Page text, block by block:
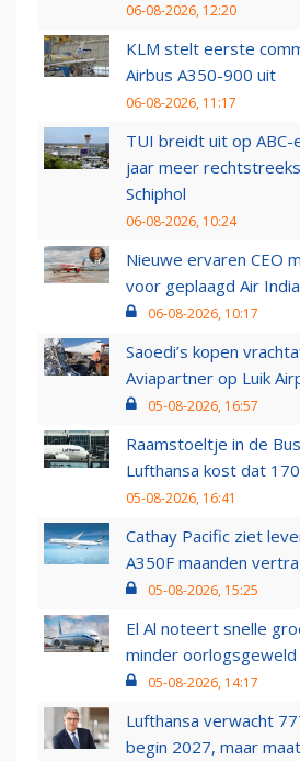
06-08-2026, 12:20
KLM stelt eerste
Airbus A350-900 uit
06-08-2026, 11:17
TUI breidt uit op ABC-
jaar meer
Schiphol
06-08-2026, 10:24
Nieuwe ervaren CEO
voor geplaagd Air India
06-08-2026, 10:17
Saoedi’s kopen
Aviapartner op Luik
05-08-2026, 16:57
Raamstoeltje in de
Lufthansa kost dat
05-08-2026, 16:41
Cathay Pacific ziet
A350F maanden
05-08-2026, 15:25
El Al noteert snelle
minder oorlogsgeweld
05-08-2026, 14:17
Lufthansa verwacht
begin 2027, maar